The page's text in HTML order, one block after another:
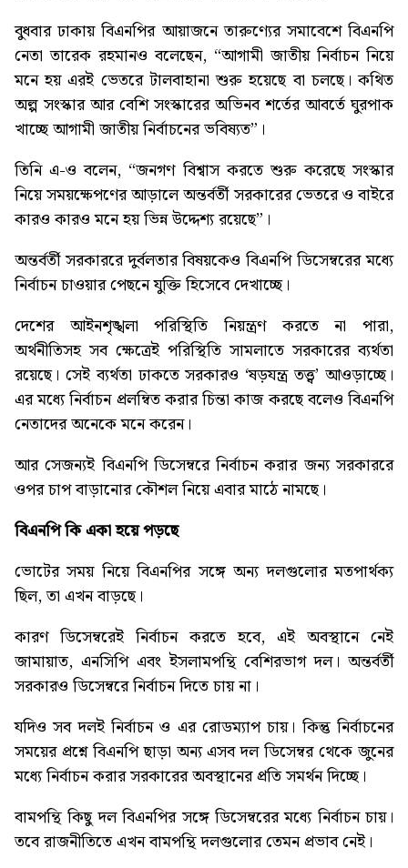
বুধবার ঢাকায় বিএনপির আয়াজনে তারুণ্যের সমাবেশে বিএনপি
নেতা তারেক রহমানও বলেছেন, “আগামী জাতীয় নির্বাচন নিয়ে
মনে হয় এরই ভেতরে টালবাহানা শুরু হয়েছে বা চলছে। কথিত
অল্প সংস্কার আর বেশি সংস্কারের অভিনব শর্তের আবর্তে ঘুরপাক
খাচ্ছে আগামী জাতীয় নির্বাচনের ভবিষ্যত”।
তিনি এ-ও বলেন, “জনগণ বিশ্বাস করতে শুরু করেছে সংস্কার
নিয়ে সময়ক্ষেপণের আড়ালে অন্তর্বর্তী সরকারের ভেতরে ও বাইরে
কারও কারও মনে হয় ভিন্ন উদ্দেশ্য রয়েছে”।
অন্তর্বর্তী সরকাররে দুর্বলতার বিষয়কেও বিএনপি ডিসেম্বরের মধ্যে
নির্বাচন চাওয়ার পেছনে যুক্তি হিসেবে দেখাচ্ছে।
দেশের আইনশৃঙ্খলা পরিস্থিতি নিয়ন্ত্রণ করতে না পারা,
অর্থনীতিসহ সব ক্ষেত্রেই পরিস্থিতি সামলাতে সরকারের ব্যর্থতা
রয়েছে। সেই ব্যর্থতা ঢাকতে সরকারও ‘ষড়যন্ত্র তত্ত্ব’ আওড়াচ্ছে।
এর মধ্যে নির্বাচন প্রলম্বিত করার চিন্তা কাজ করছে বলেও বিএনপি
নেতাদের অনেকে মনে করেন।
আর সেজন্যই বিএনপি ডিসেম্বরে নির্বাচন করার জন্য সরকাররে
ওপর চাপ বাড়ানোর কৌশল নিয়ে এবার মাঠে নামছে।
বিএনপিকিএকাহয়েপড়ছে
ভোটের সময় নিয়ে বিএনপির সঙ্গে অন্য দলগুলোর মতপার্থক্য
ছিল, তা এখন বাড়ছে।
কারণ ডিসেম্বরেই নির্বাচন করতে হবে, এই অবস্থানে নেই
জামায়াত, এনসিপি এবং ইসলামপন্থি বেশিরভাগ দল। অন্তর্বর্তী
সরকারও ডিসেম্বরে নির্বাচন দিতে চায় না।
যদিও সব দলই নির্বাচন ও এর রোডম্যাপ চায়। কিন্তু নির্বাচনের
সময়ের প্রশ্নে বিএনপি ছাড়া অন্য এসব দল ডিসেম্বর থেকে জুনের
মধ্যে নির্বাচন করার সরকারের অবস্থানের প্রতি সমর্থন দিচ্ছে।
বামপন্থি কিছু দল বিএনপির সঙ্গে ডিসেম্বরের মধ্যে নির্বাচন চায়।
তবে রাজনীতিতে এখন বামপন্থি দলগুলোর তেমন প্রভাব নেই।